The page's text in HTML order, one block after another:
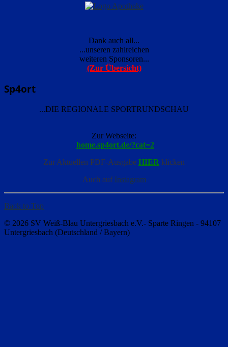
Dank auch all...
...unseren zahlreichen
weiteren Sponsoren...
(Zur Übersicht)
Sp4ort
...DIE REGIONALE SPORTRUNDSCHAU
Zur Webseite:
home.sp4ort.de/?cat=2
Zur Aktuellen PDF-Ausgabe HIER klicken
Auch auf Instagram
Back to Top
© 2026 SV Weiß-Blau Untergriesbach e.V.- Sparte Ringen - 94107
Untergriesbach (Deutschland / Bayern)